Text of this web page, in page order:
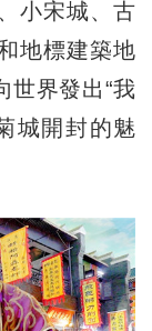
小宋城、古
地標建築地
世界發出“我
城開封的魅